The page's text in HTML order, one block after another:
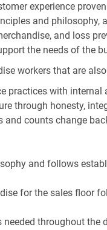
experience
and philosophy,
and loss
the needs of the
workers that are
practices with internal
through honesty,
counts change
and follows
for the sales floor
throughout the